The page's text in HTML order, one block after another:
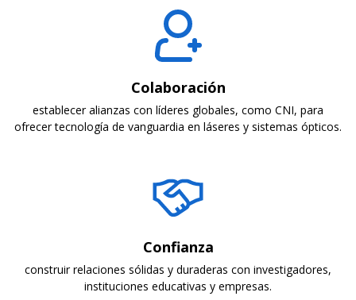
Colaboración
establecer alianzas con líderes globales, como CNI, para
ofrecer tecnología de vanguardia en láseres y sistemas ópticos.
Confianza
construir relaciones sólidas y duraderas con investigadores,
instituciones educativas y empresas.